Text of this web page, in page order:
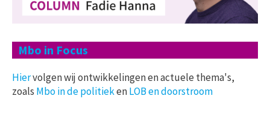
Mbo in Focus
Hiervolgen wij ontwikkelingen en actuele thema's,
zoals Mbo in de politiekenLOB en doorstroom